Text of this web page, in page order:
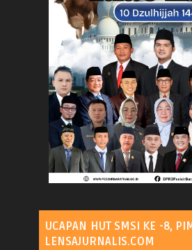
UCAPAN HUT SMSI KE -8,
LENSAJURNALIS.COM